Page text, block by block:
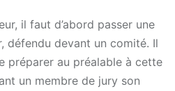
il faut d’abord passer une
défendu devant un comité. Il
préparer au préalable à cette
un membre de jury son